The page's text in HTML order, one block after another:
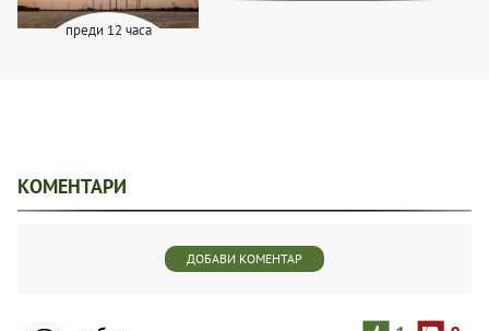
преди 12 часа
КОМЕНТАРИ
ДОБАВИ КОМЕНТАР